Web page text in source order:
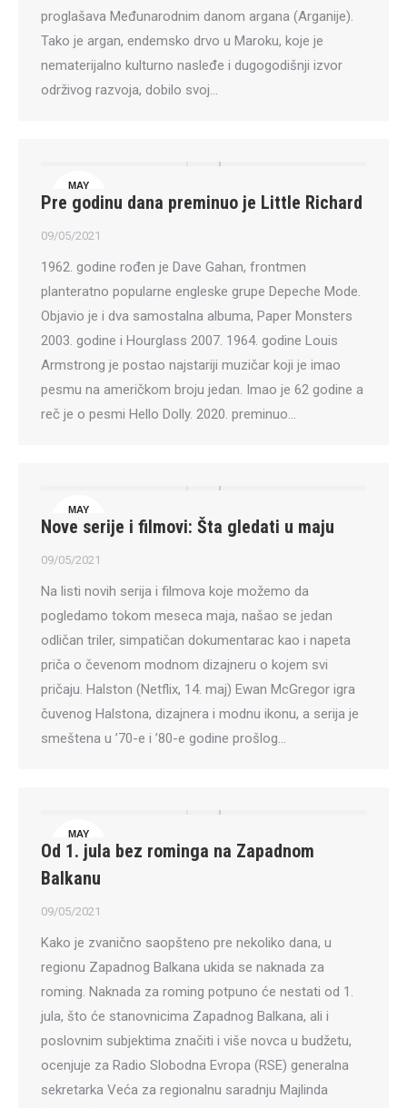
proglašava Međunarodnim danom argana (Arganije).
Tako je argan, endemsko drvo u Maroku, koje je
nematerijalno kulturno nasleđe i dugogodišnji izvor
održivog razvoja, dobilo svoj…
MAY
9
Pre godinu dana preminuo je Little Richard
09/05/2021
1962. godine rođen je Dave Gahan, frontmen
planteratno popularne engleske grupe Depeche Mode.
Objavio je i dva samostalna albuma, Paper Monsters
2003. godine i Hourglass 2007. 1964. godine Louis
Armstrong je postao najstariji muzičar koji je imao
pesmu na američkom broju jedan. Imao je 62 godine a
reč je o pesmi Hello Dolly. 2020. preminuo…
MAY
9
Nove serije i filmovi: Šta gledati u maju
09/05/2021
Na listi novih serija i filmova koje možemo da
pogledamo tokom meseca maja, našao se jedan
odličan triler, simpatičan dokumentarac kao i napeta
priča o čevenom modnom dizajneru o kojem svi
pričaju. Halston (Netflix, 14. maj) Ewan McGregor igra
čuvenog Halstona, dizajnera i modnu ikonu, a serija je
smeštena u ’70-e i ’80-e godine prošlog…
MAY
9
Od 1. jula bez rominga na Zapadnom
Balkanu
09/05/2021
Kako je zvanično saopšteno pre nekoliko dana, u
regionu Zapadnog Balkana ukida se naknada za
roming. Naknada za roming potpuno će nestati od 1.
jula, što će stanovnicima Zapadnog Balkana, ali i
poslovnim subjektima značiti i više novca u budžetu,
ocenjuje za Radio Slobodna Evropa (RSE) generalna
sekretarka Veća za regionalnu saradnju Majlinda